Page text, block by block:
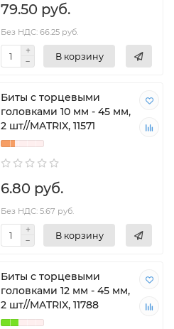
79.50 руб.
Без НДС: 66.25 руб.
В корзину
Биты с торцевыми
головками 10 мм - 45 мм,
2 шт//MATRIX, 11571
6.80 руб.
Без НДС: 5.67 руб.
В корзину
Биты с торцевыми
головками 12 мм - 45 мм,
2 шт//MATRIX, 11788